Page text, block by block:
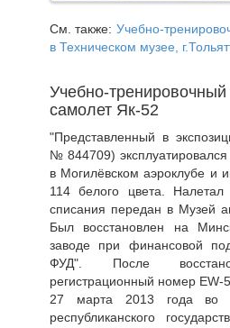
См. также: Учебно-
в Техническом музее,
Учебно-
самолет Як-52
"Представленный в
№ 844709)
в Могилёвском аэроклубе и
114 белого цвета.
списания передан в Музей
Был восстановлен на
заводе при финансовой
ФУД". После
регистрационный номер EW-
27 марта 2013 года во
республиканского